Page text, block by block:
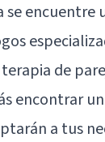
de
encontrar
a tus